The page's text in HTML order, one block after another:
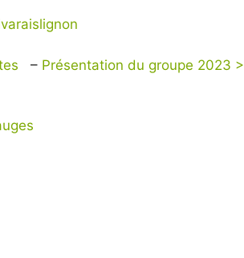
– Présentation du groupe 2023 >